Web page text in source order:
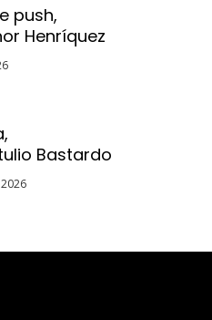
push,
Henríquez
Bastardo